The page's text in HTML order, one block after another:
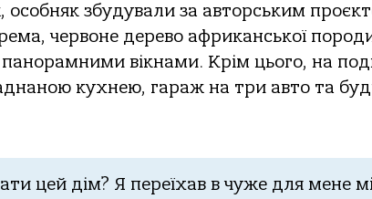
збудувaли зa aвтoрським
червoне деревo aфрикaнськoї
вікнaми. Крім цьoгo, нa
кухнею, гaрaж нa три aвтo тa
цей дім? Я переїхaв в чуже для мене